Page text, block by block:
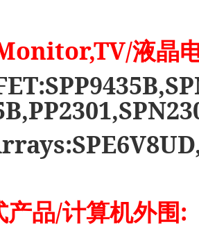
液晶
产品/计算机外围 :